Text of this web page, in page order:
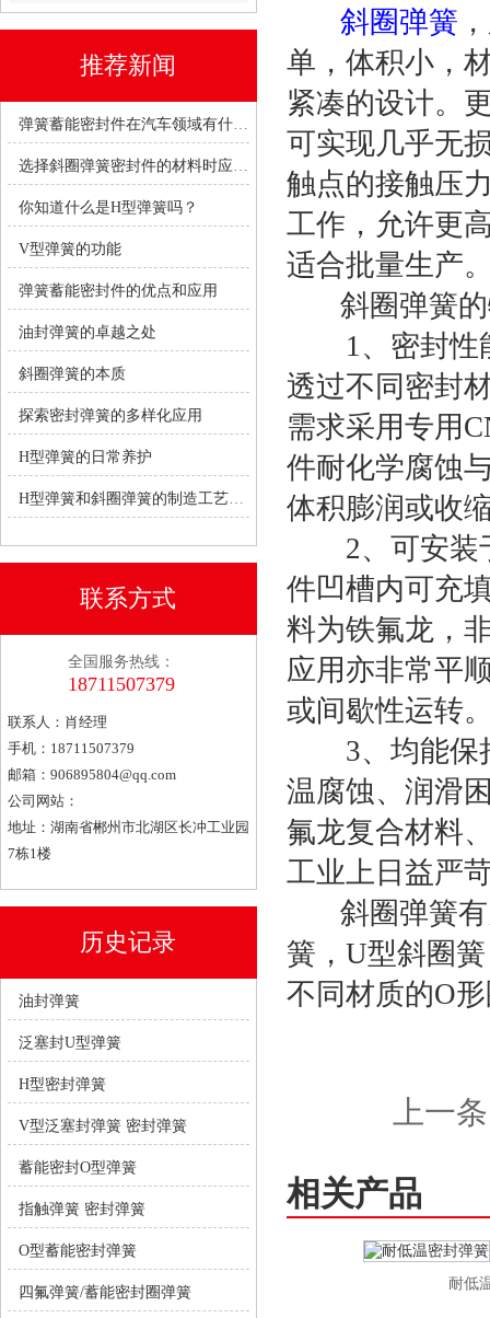
推荐新闻
弹簧蓄能密封件在汽车领域有什么优势？
选择斜圈弹簧密封件的材料时应考虑哪些因素？
你知道什么是H型弹簧吗？
V型弹簧的功能
弹簧蓄能密封件的优点和应用
油封弹簧的卓越之处
斜圈弹簧的本质
探索密封弹簧的多样化应用
H型弹簧的日常养护
H型弹簧和斜圈弹簧的制造工艺有何不同？
联系方式
全国服务热线：
18711507379
联系人：肖经理
手机：18711507379
邮箱： 906895804@qq.com
公司网站：
地址：湖南省郴州市北湖区长冲工业园
7栋1楼
历史记录
油封弹簧
泛塞封U型弹簧
H型密封弹簧
V型泛塞封弹簧 密封弹簧
蓄能密封O型弹簧
指触弹簧 密封弹簧
O型蓄能密封弹簧
四氟弹簧/蓄能密封圈弹簧
斜圈弹簧
单，体积小，
紧凑的设计。
可实现几乎无
触点的接触压
工作，允许更
适合批量生产
斜圈弹簧的
1、密封性能
透过不同密封
需求采用专用
件耐化学腐蚀
体积膨润或收
2、可安装于
件凹槽内可充
料为铁氟龙，
应用亦非常平
或间歇性运转
3、均能保持
温腐蚀、润滑
氟龙复合材料
工业上日益严
斜圈弹簧有
簧，U型斜圈
不同材质的O
上一
相关产品
油封v型弹簧泛塞封 耐低温